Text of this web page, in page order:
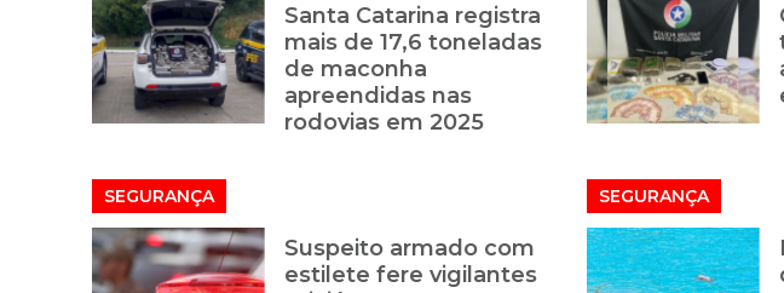
Santa Catarina registra
mais de 17,6 toneladas
de maconha
apreendidas nas
rodovias em 2025
SEGURANÇA
Suspeito armado com
estilete fere vigilantes
SEGURANÇA